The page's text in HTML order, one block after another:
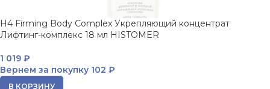
H4 Firming Body Complex Укрепляющий концентрат
Лифтинг-комплекс 18 мл HISTOMER
1 019 ₽
Вернем за покупку 102 ₽
В КОРЗИНУ